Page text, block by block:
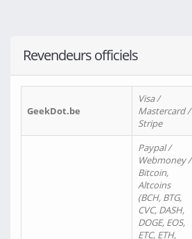
Revendeurs officiels
GeekDot.be
Visa /
Mastercard /
Stripe
Paypal /
Webmoney /
Bitcoin,
Altcoins
(BCH, BTG,
CVC, DASH,
DOGE, EOS,
ETC, ETH,